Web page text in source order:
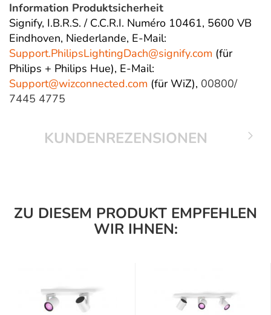
Information Produktsicherheit
Signify, I.B.R.S. / C.C.R.I. Numéro 10461, 5600 VB
Eindhoven, Niederlande, E-Mail:
Support.PhilipsLightingDach@signify.com (für
Philips + Philips Hue), E-Mail:
Support@wizconnected.com (für WiZ), 00800/
7445 4775
KUNDENREZENSIONEN
ZU DIESEM PRODUKT EMPFEHLEN
WIR IHNEN: